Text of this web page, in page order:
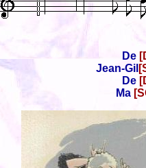
De
Jean-Gil
De
Ma